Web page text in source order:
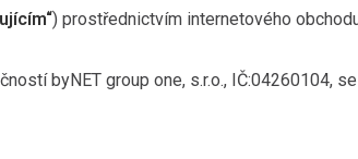
) prostřednictvím internetového
byNET group one, s.r.o., IČ:04260104,